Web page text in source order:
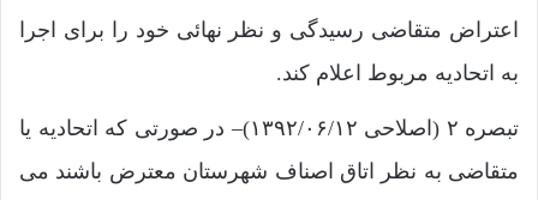
اعتراض متقاضی رسیدگی و نظر‌ نهائی خود را برای اجرا
به اتحادیه مربوط اعلام کند.
تبصره ۲ (اصلاحی ۱۳۹۲/۰۶/۱۲)– در صورتی که اتحادیه یا
متقاضی به نظر اتاق اصناف شهرستان معترض ‌باشند می